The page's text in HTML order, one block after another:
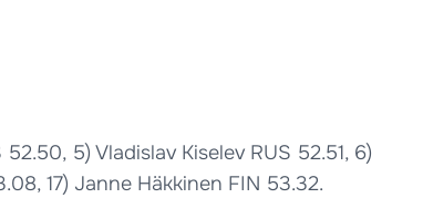
5) Vladislav Kiselev RUS 52.51, 6)
17) Janne Häkkinen FIN 53.32.